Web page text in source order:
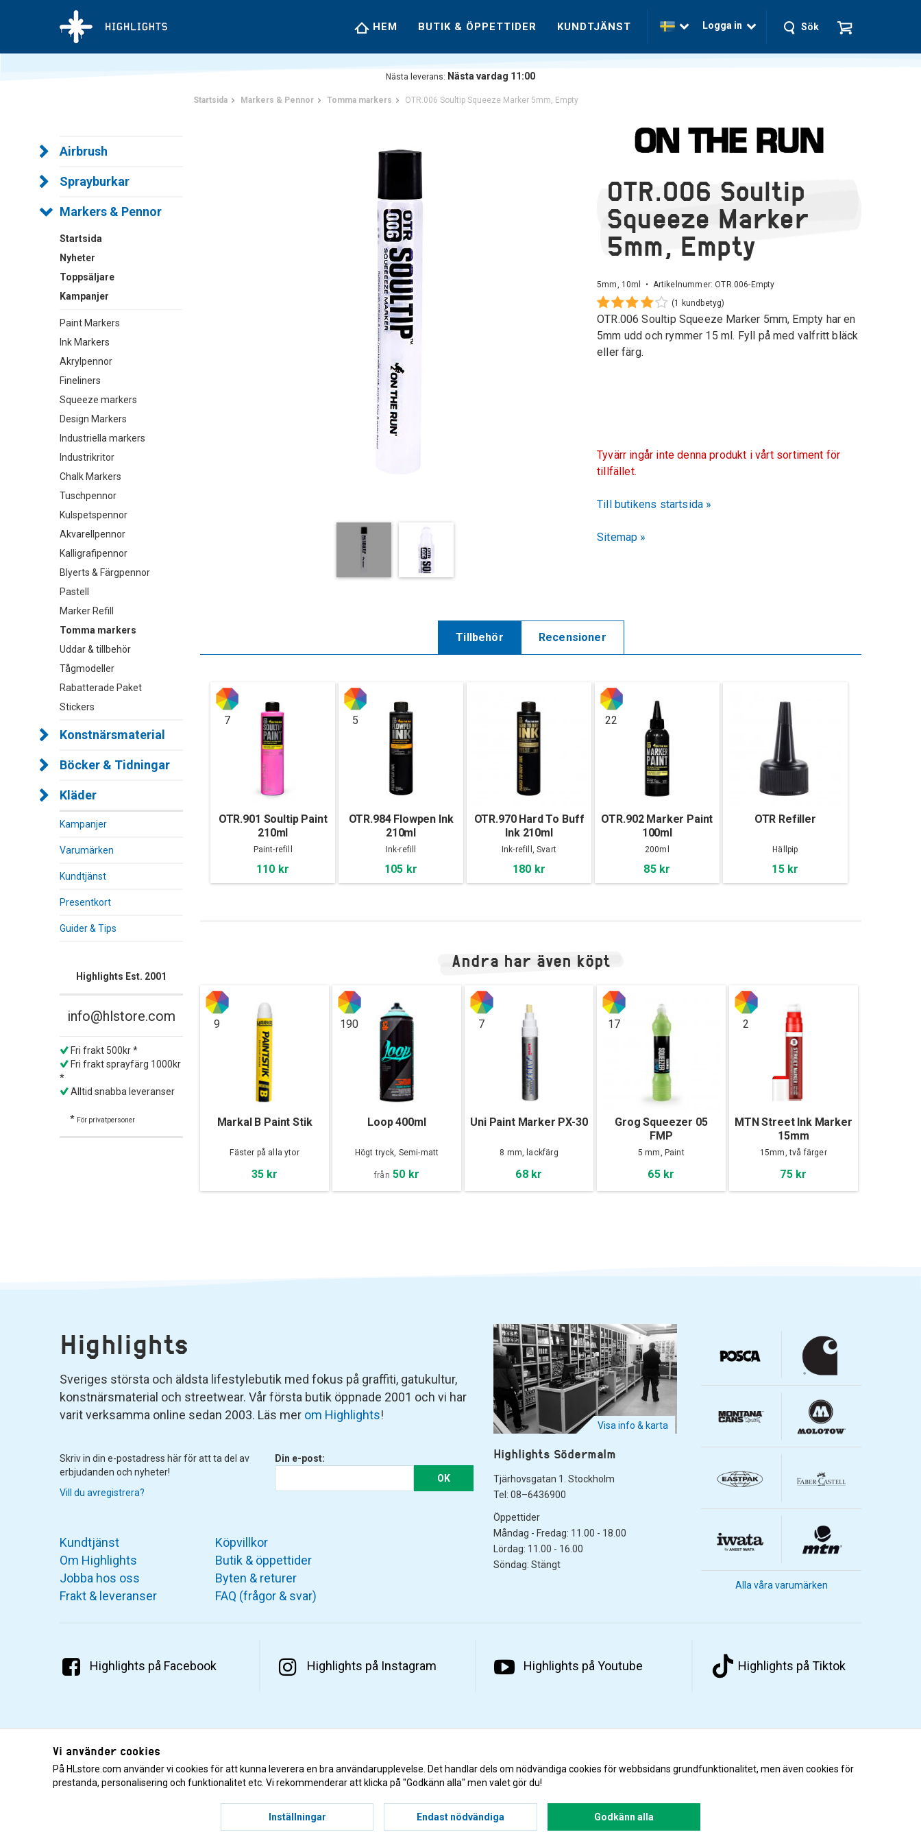
HEM BUTIK & ÖPPETTIDER KUNDTJÄNST Logga in Sök
Nästa leverans: Nästa vardag 11:00
Airbrush
Sprayburkar
Markers & Pennor
Startsida
Nyheter
Toppsäljare
Kampanjer
Paint Markers
Ink Markers
Akrylpennor
Fineliners
Squeeze markers
Design Markers
Industriella markers
Industrikritor
Chalk Markers
Tuschpennor
Kulspetspennor
Akvarellpennor
Kalligrafipennor
Blyerts & Färgpennor
Pastell
Marker Refill
Tomma markers
Uddar & tillbehör
Tågmodeller
Rabatterade Paket
Stickers
Konstnärsmaterial
Böcker & Tidningar
Kläder
Kampanjer
Varumärken
Kundtjänst
Presentkort
Guider & Tips
Highlights Est. 2001
info@hlstore.com
Fri frakt 500kr *
Fri frakt sprayfärg 1000kr
*
Alltid snabba leveranser
* För privatpersoner
Startsida Markers & Pennor Tomma markers OTR.006 Soultip Squeeze Marker 5mm, Empty
OTR.006 Soultip
Squeeze Marker
5mm, Empty
5mm, 10ml • Artikelnummer:OTR.006-Empty
(1 kundbetyg)
OTR.006 Soultip Squeeze Marker 5mm, Empty har en
5mm udd och rymmer 15 ml. Fyll på med valfritt bläck
eller färg.
Tyvärr ingår inte denna produkt i vårt sortiment för
tillfället.
Till butikens startsida »
Sitemap »
Tillbehör Recensioner
7
OTR.901 Soultip Paint
210ml
Paint-refill
110 kr
5
OTR.984 Flowpen Ink
210ml
Ink-refill
105 kr
OTR.970 Hard To Buff
Ink 210ml
Ink-refill, Svart
180 kr
22
OTR.902 Marker Paint
100ml
200ml
85 kr
OTR Refiller
Hällpip
15 kr
Andra har även köpt
9
Markal B Paint Stik
Fäster på alla ytor
35 kr
190
Loop 400ml
Högt tryck, Semi-matt
från 50 kr
7
Uni Paint Marker PX-30
8 mm, lackfärg
68 kr
17
Grog Squeezer 05
FMP
5 mm, Paint
65 kr
2
MTN Street Ink Marker
15mm
15mm, två färger
75 kr
Highlights
Sveriges största och äldsta lifestylebutik med fokus på graffiti, gatukultur,
konstnärsmaterial och streetwear. Vår första butik öppnade 2001 och vi har
varit verksamma online sedan 2003. Läs mer om Highlights!
Skriv in din e-postadress här för att ta del av
erbjudanden och nyheter!
Vill du avregistrera?
Din e-post:
OK
Visa info & karta
Highlights Södermalm
Tjärhovsgatan 1. Stockholm
Tel: 08–6436900
Öppettider
Måndag - Fredag: 11.00 - 18.00
Lördag: 11.00 - 16.00
Söndag: Stängt
Kundtjänst
Om Highlights
Jobba hos oss
Frakt & leveranser
Köpvillkor
Butik & öppettider
Byten & returer
FAQ (frågor & svar)
Alla våra varumärken
Highlights på Facebook Highlights på Instagram Highlights på Youtube Highlights på Tiktok
© 2001–2026 Highlights/KR Distribution AB.
Vi använder cookies
På HLstore.com använder vi cookies för att kunna leverera en bra användarupplevelse. Det handlar dels om nödvändiga cookies för webbsidans grundfunktionalitet, men även cookies för
prestanda, personalisering och funktionalitet etc. Vi rekommenderar att klicka på "Godkänn alla" men valet gör du!
Inställningar Endast nödvändiga Godkänn alla